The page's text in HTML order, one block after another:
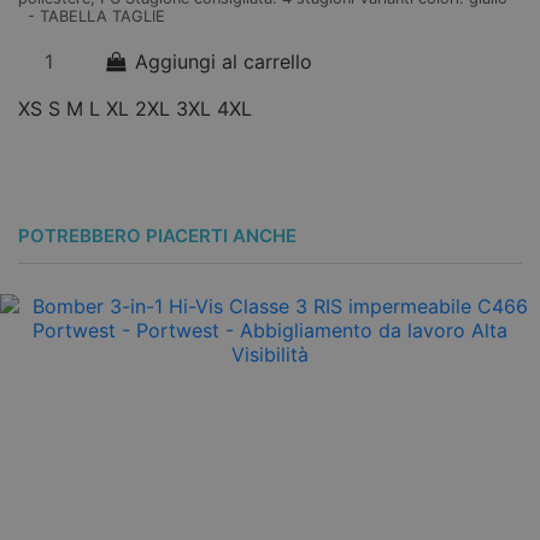
- TABELLA TAGLIE
Aggiungi al carrello
XS S M L XL 2XL 3XL 4XL
POTREBBERO PIACERTI ANCHE